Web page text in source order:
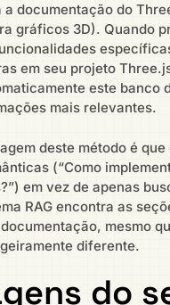
a documentação do
gráficos 3D). Quando
em seu projeto
este banco
mais relevantes.
deste método é que
(“Como
em vez de apenas
RAG encontra as
mesmo
diferente.
do